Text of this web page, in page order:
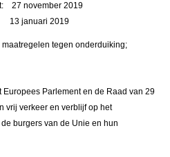
27 november 2019
januari 2019
tegen onderduiking;
Parlement en de Raad van 29
vrij verkeer en verblijf op het
burgers van de Unie en hun